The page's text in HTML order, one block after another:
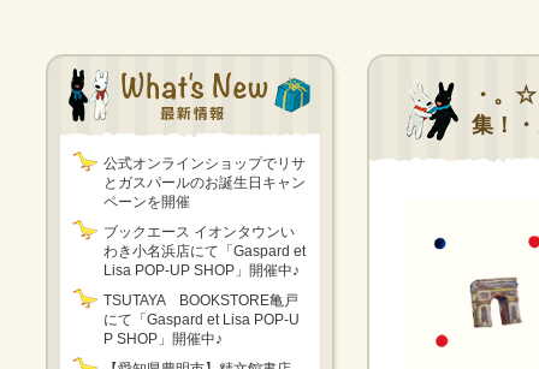
公式オンラインショップでリサ
とガスパールのお誕生日キャン
ペーンを開催
ブックエース イオンタウンい
わき小名浜店にて「Gaspard et
Lisa POP-UP SHOP」開催中♪
TSUTAYA BOOKSTORE亀戸
にて「Gaspard et Lisa POP-U
P SHOP」開催中♪
・。
集！